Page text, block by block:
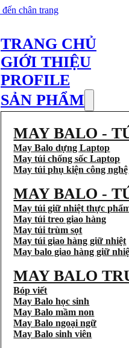
chân trang
TRANG CHỦ
GIỚI THIỆU
PROFILE
SẢN PHẨM
MAY BALO -
May Balo dựng Laptop
May túi chống sốc Laptop
May túi phụ kiện công nghệ
MAY BALO -
May túi giữ nhiệt thực
May túi treo giao hàng
May túi trùm sọt
May túi giao hàng giữ nhiệt
May balo giao hàng giữ
MAY BALO
Bóp viết
May Balo học sinh
May Balo mầm non
May Balo ngoại ngữ
May Balo sinh viên